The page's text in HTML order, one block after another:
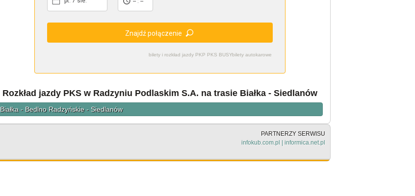
bilety i rozkład jazdy PKP PKS BUSYbilety autokarowe
Znajdź połączenie
Rozkład jazdy PKS w Radzyniu Podlaskim S.A. na trasie Białka - Siedlanów
Białka - Bedlno Radzyńskie - Siedlanów
PARTNERZY SERWISU
infokub.com.pl | informica.net.pl